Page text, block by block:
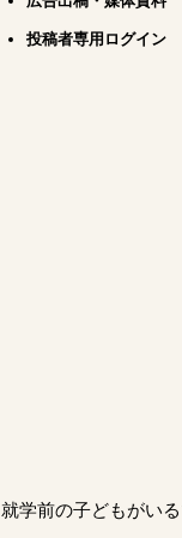
投稿者専用ログイン
就学前の子どもがい